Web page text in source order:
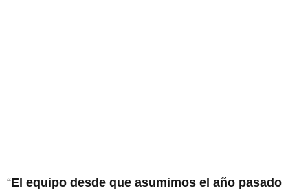
“El equipo desde que asumimos el año pasado